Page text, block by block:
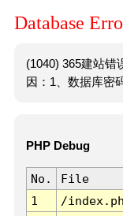
Database
(1040) 365建站错
因：1、数据库密
PHP Debug
No. File
1
/